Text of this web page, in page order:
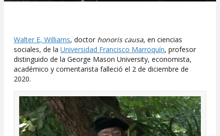
Walter E, Williams, doctor honoris causa, en ciencias
sociales, de la Universidad Francisco Marroquín, profesor
distinguido de la George Mason University, economista,
académico y comentarista falleció el 2 de diciembre de
2020.